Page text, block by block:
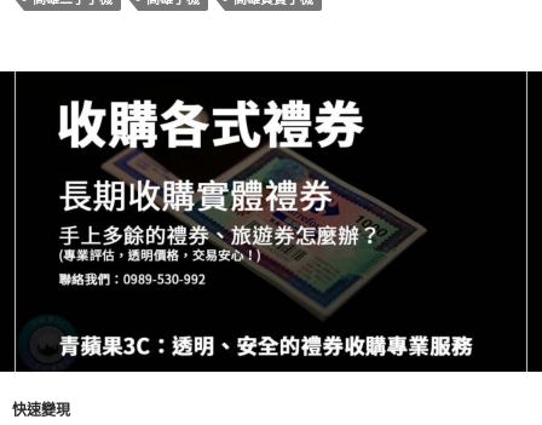
o
o
k
t
r
A
p
p
快速變現